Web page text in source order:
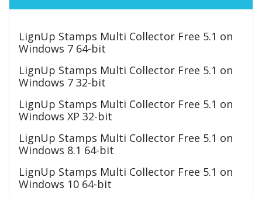
LignUp Stamps Multi Collector Free 5.1 on
Windows 7 64-bit
LignUp Stamps Multi Collector Free 5.1 on
Windows 7 32-bit
LignUp Stamps Multi Collector Free 5.1 on
Windows XP 32-bit
LignUp Stamps Multi Collector Free 5.1 on
Windows 8.1 64-bit
LignUp Stamps Multi Collector Free 5.1 on
Windows 10 64-bit